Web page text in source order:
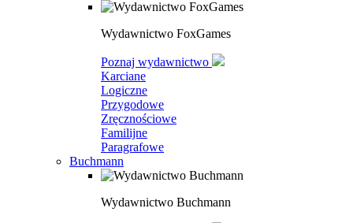
Wydawnictwo FoxGames
Poznaj wydawnictwo
Karciane
Logiczne
Przygodowe
Zręcznościowe
Familijne
Paragrafowe
Buchmann
Wydawnictwo Buchmann